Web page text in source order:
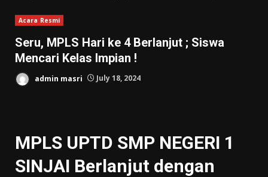
Acara Resmi
Seru, MPLS Hari ke 4 Berlanjut ; Siswa
Mencari Kelas Impian !
admin masri July 18, 2024
MPLS UPTD SMP NEGERI 1
SINJAI Berlanjut dengan